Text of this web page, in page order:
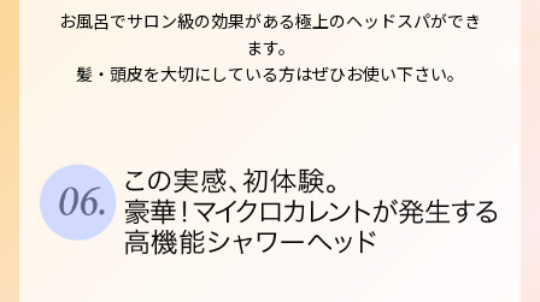
お風呂でサロン級の効果がある極上のヘッドスパができ
ます。
髪・頭皮を大切にしている方はぜひお使い下さい。